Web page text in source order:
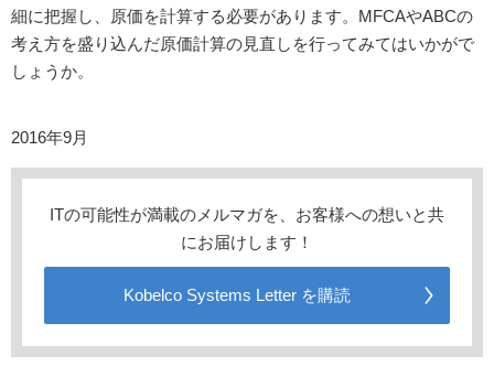
細に把握し、原価を計算する必要があります。MFCAやABCの
考え方を盛り込んだ原価計算の見直しを行ってみてはいかがで
しょうか。
2016年9月
ITの可能性が満載のメルマガを、お客様への想いと共
にお届けします！
Kobelco Systems Letter を購読